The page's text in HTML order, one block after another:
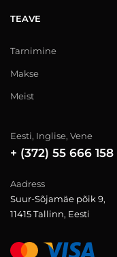
TEAVE
Tarnimine
Makse
Meist
Eesti, Inglise, Vene
+ (372) 55 666 158
Aadress
Suur-Sõjamäe põik 9,
11415 Tallinn, Eesti